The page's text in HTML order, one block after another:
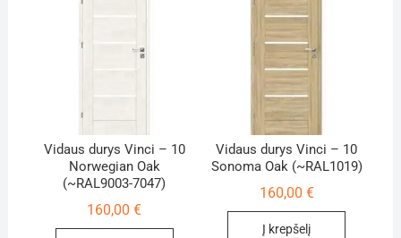
Vidaus durys Vinci – 10
Norwegian Oak
(~RAL9003-7047)
160,00€
Vidaus durys Vinci – 10
Sonoma Oak (~RAL1019)
160,00 €
Į krepšelį